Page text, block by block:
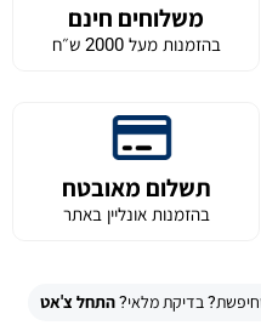
משלוחים חינם
בהזמנות מעל 2000 ש״ח
תשלום מאובטח
בהזמנות אונליין באתר
בדיקת מלאי?התחל צ'אט